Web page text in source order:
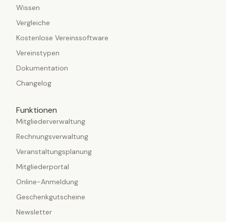
Wissen
Vergleiche
Kostenlose Vereinssoftware
Vereinstypen
Dokumentation
Changelog
Funktionen
Mitgliederverwaltung
Rechnungsverwaltung
Veranstaltungsplanung
Mitgliederportal
Online-Anmeldung
Geschenkgutscheine
Newsletter